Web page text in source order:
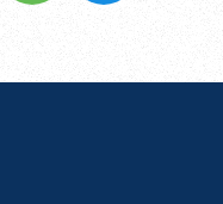
букву, одну цифру